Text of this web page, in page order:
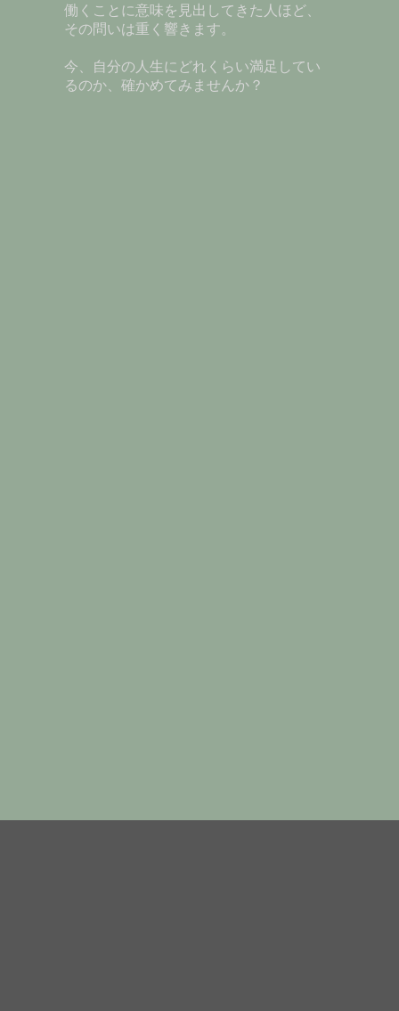
働くことに意味を見出してきた人ほど、
その問いは重く響きます。
今、自分の人生にどれくらい満足してい
るのか、確かめてみませんか？